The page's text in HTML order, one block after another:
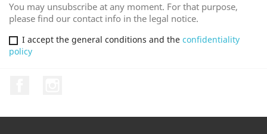
You may unsubscribe at any moment. For that purpose,
please find our contact info in the legal notice.
I accept the general conditions and the confidentiality
policy